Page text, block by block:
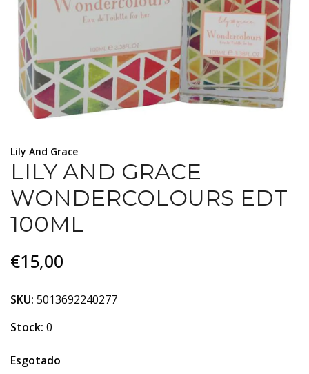
Lily And Grace
LILY AND GRACE
WONDERCOLOURS EDT
100ML
€15,00
SKU: 5013692240277
Stock: 0
Esgotado